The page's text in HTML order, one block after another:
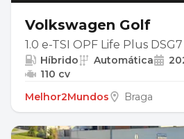
Volkswagen Golf
1.0 e-TSI OPF Life Plus DSG7
Híbrido Automática
110 cv
Melhor2Mundos
Braga